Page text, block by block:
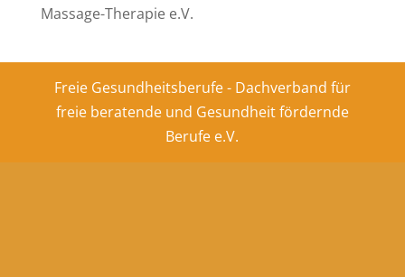
Massage-Therapie e.V.
Freie Gesundheitsberufe - Dachverband für
freie beratende und Gesundheit fördernde
Berufe e.V.